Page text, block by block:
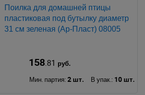
Поилка для домашней птицы
пластиковая под бутылку диаметр
31 см зеленая (Ар-Пласт) 08005
158.81 руб.
Мин. партия: 2 шт. В упак.: 10 шт.